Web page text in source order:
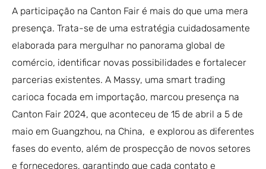
A participação na Canton Fair é mais do que uma mera
presença. Trata-se de uma estratégia cuidadosamente
elaborada para mergulhar no panorama global de
comércio, identificar novas possibilidades e fortalecer
parcerias existentes. A Massy, uma smart trading
carioca focada em importação, marcou presença na
Canton Fair 2024, que aconteceu de 15 de abril a 5 de
maio em Guangzhou, na China, e explorou as diferentes
fases do evento, além de prospecção de novos setores
e fornecedores, garantindo que cada contato e